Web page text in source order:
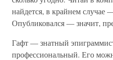
найдется, в крайнем случае
Опубликовался — значит,
Гафт — знатный
профессиональный. Его